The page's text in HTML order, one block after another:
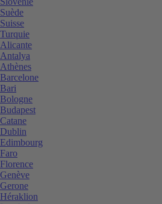
Suède
Suisse
Turquie
Alicante
Antalya
Athènes
Barcelone
Bari
Bologne
Budapest
Catane
Dublin
Edimbourg
Faro
Florence
Genève
Gerone
Héraklion